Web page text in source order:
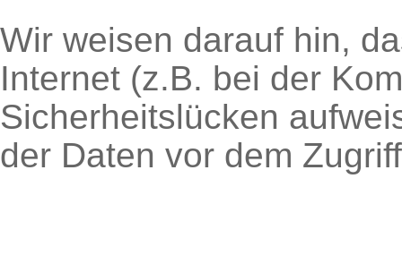
Wir weisen darauf hin,
Internet (z.B. bei der
Sicherheitslücken
der Daten vor dem